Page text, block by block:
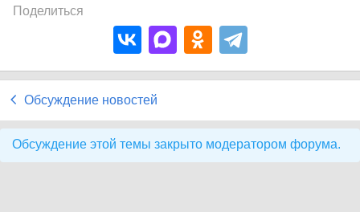
Поделиться
Обсуждение новостей
Обсуждение этой темы закрыто модератором форума.